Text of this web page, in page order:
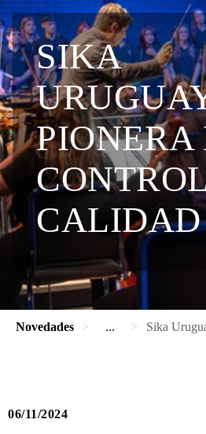
SIKA
PIONERA
CALIDAD
Novedades ... Sika
06/11/2024